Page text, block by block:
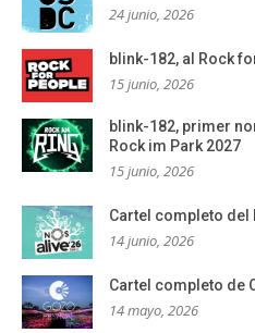
24 junio, 2026
blink-182, al Rock
15 junio, 2026
blink-182, primer
Rock im Park 2027
15 junio, 2026
Cartel completo del
14 junio, 2026
Cartel completo de
14 mayo, 2026